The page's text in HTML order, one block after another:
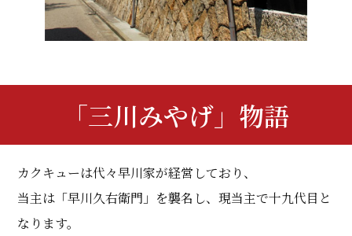
「三川みやげ」物語
カクキューは代々早川家が経営しており、
当主は「早川久右衛門」を襲名し、現当主で十九代目と
なります。